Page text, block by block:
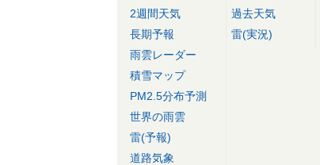
2週間天気
長期予報
雨雲レーダー
積雪マップ
PM2.5分布予測
世界の雨雲
雷(予報)
道路気象
過去天気
雷(実況)